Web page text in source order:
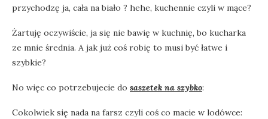
przychodzę ja, cała na biało ? hehe, kuchennie czyli w mące?
Żartuję oczywiście, ja się nie bawię w kuchnię, bo kucharka
ze mnie średnia. A jak już coś robię to musi być łatwe i
szybkie?
No więc co potrzebujecie do saszetek na szybko:
Cokolwiek się nada na farsz czyli coś co macie w lodówce: